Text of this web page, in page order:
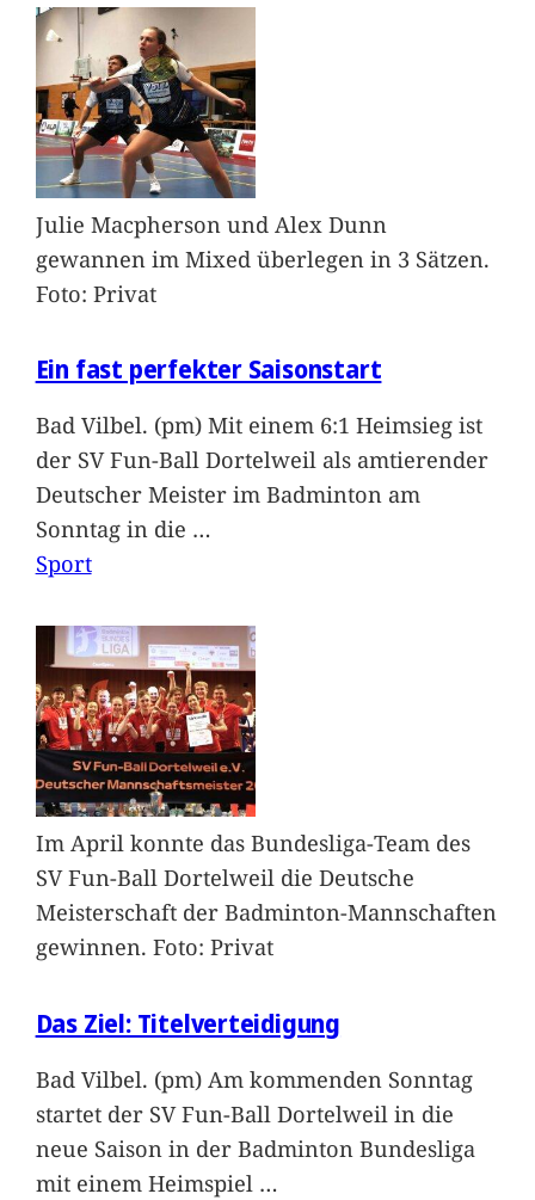
Julie Macpherson und Alex Dunn
gewannen im Mixed überlegen in 3 Sätzen.
Foto: Privat
Ein fast perfekter Saisonstart
Bad Vilbel. (pm) Mit einem 6:1 Heimsieg ist
der SV Fun-Ball Dortelweil als amtierender
Deutscher Meister im Badminton am
Sonntag in die …
Sport
Im April konnte das Bundesliga-Team des
SV Fun-Ball Dortelweil die Deutsche
Meisterschaft der Badminton-Mannschaften
gewinnen. Foto: Privat
Das Ziel: Titelverteidigung
Bad Vilbel. (pm) Am kommenden Sonntag
startet der SV Fun-Ball Dortelweil in die
neue Saison in der Badminton Bundesliga
mit einem Heimspiel …